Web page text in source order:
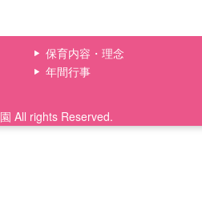
保育内容・理念
年間行事
All rights Reserved.